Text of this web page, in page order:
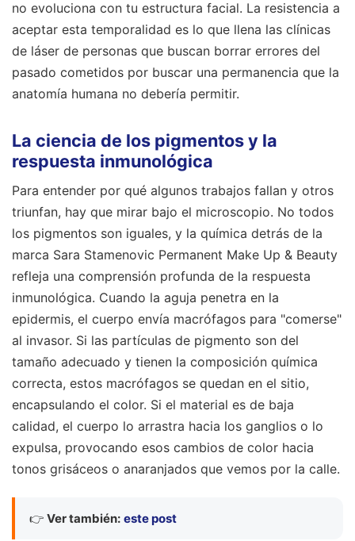
no evoluciona con tu estructura facial. La resistencia a
aceptar esta temporalidad es lo que llena las clínicas
de láser de personas que buscan borrar errores del
pasado cometidos por buscar una permanencia que la
anatomía humana no debería permitir.
La ciencia de los pigmentos y la
respuesta inmunológica
Para entender por qué algunos trabajos fallan y otros
triunfan, hay que mirar bajo el microscopio. No todos
los pigmentos son iguales, y la química detrás de la
marca Sara Stamenovic Permanent Make Up & Beauty
refleja una comprensión profunda de la respuesta
inmunológica. Cuando la aguja penetra en la
epidermis, el cuerpo envía macrófagos para "comerse"
al invasor. Si las partículas de pigmento son del
tamaño adecuado y tienen la composición química
correcta, estos macrófagos se quedan en el sitio,
encapsulando el color. Si el material es de baja
calidad, el cuerpo lo arrastra hacia los ganglios o lo
expulsa, provocando esos cambios de color hacia
tonos grisáceos o anaranjados que vemos por la calle.
👉 Ver también: este post